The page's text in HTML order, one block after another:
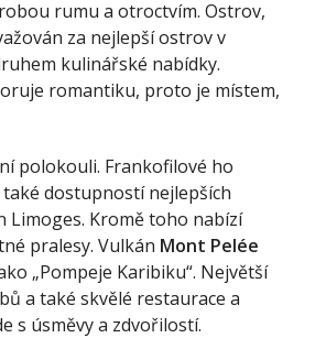
rumu a otroctvím. Ostrov,
za nejlepší ostrov v
kulinářské nabídky.
romantiku, proto je místem,
polokouli. Frankofilové ho
dostupností nejlepších
Limoges. Kromě toho nabízí
pralesy. Vulkán Mont Pelée
„Pompeje Karibiku“. Největší
a také skvělé restaurace a
s úsměvy a zdvořilostí.